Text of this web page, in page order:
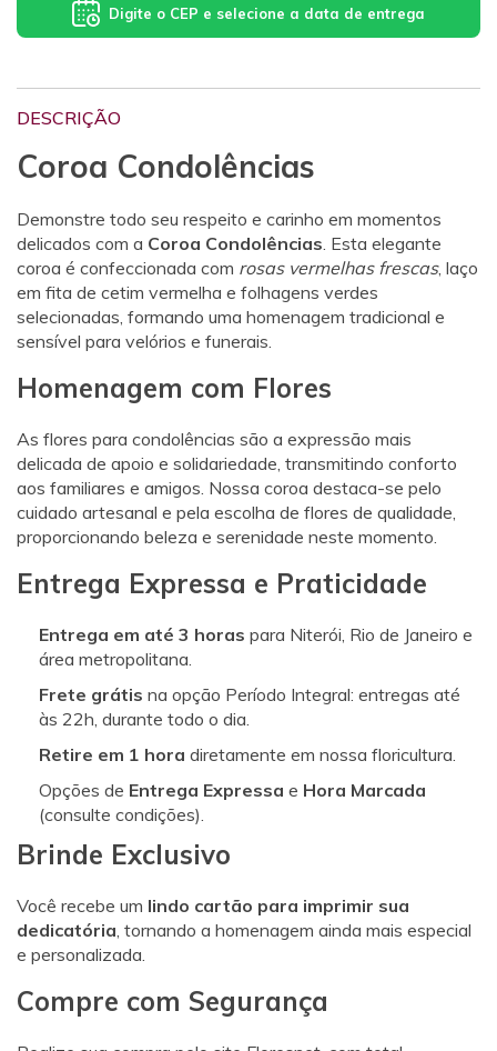
Digite o CEP e selecione a data de entrega
DESCRIÇÃO
Coroa Condolências
Demonstre todo seu respeito e carinho em momentos
delicados com a Coroa Condolências . Esta elegante
coroa é confeccionada com rosas vermelhas frescas, laço
em fita de cetim vermelha e folhagens verdes
selecionadas, formando uma homenagem tradicional e
sensível para velórios e funerais.
Homenagem com Flores
As flores para condolências são a expressão mais
delicada de apoio e solidariedade, transmitindo conforto
aos familiares e amigos. Nossa coroa destaca-se pelo
cuidado artesanal e pela escolha de flores de qualidade,
proporcionando beleza e serenidade neste momento.
Entrega Expressa e Praticidade
Entrega em até 3 horas para Niterói, Rio de Janeiro e
área metropolitana.
Frete grátis na opção Período Integral: entregas até
às 22h, durante todo o dia.
Retire em 1 hora diretamente em nossa floricultura.
Opções de Entrega Expressa e Hora Marcada
(consulte condições).
Brinde Exclusivo
Você recebe um lindo cartão para imprimir sua
dedicatória , tornando a homenagem ainda mais especial
e personalizada.
Compre com Segurança